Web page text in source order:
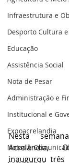
Infraestrutura e
Desporto Cultura
Educação
Assistência Social
Nota de Pesar
Administração e
Institucional e
Expoacrelandia
Notas e
Nesta
Acrelândia,
inaugurou três